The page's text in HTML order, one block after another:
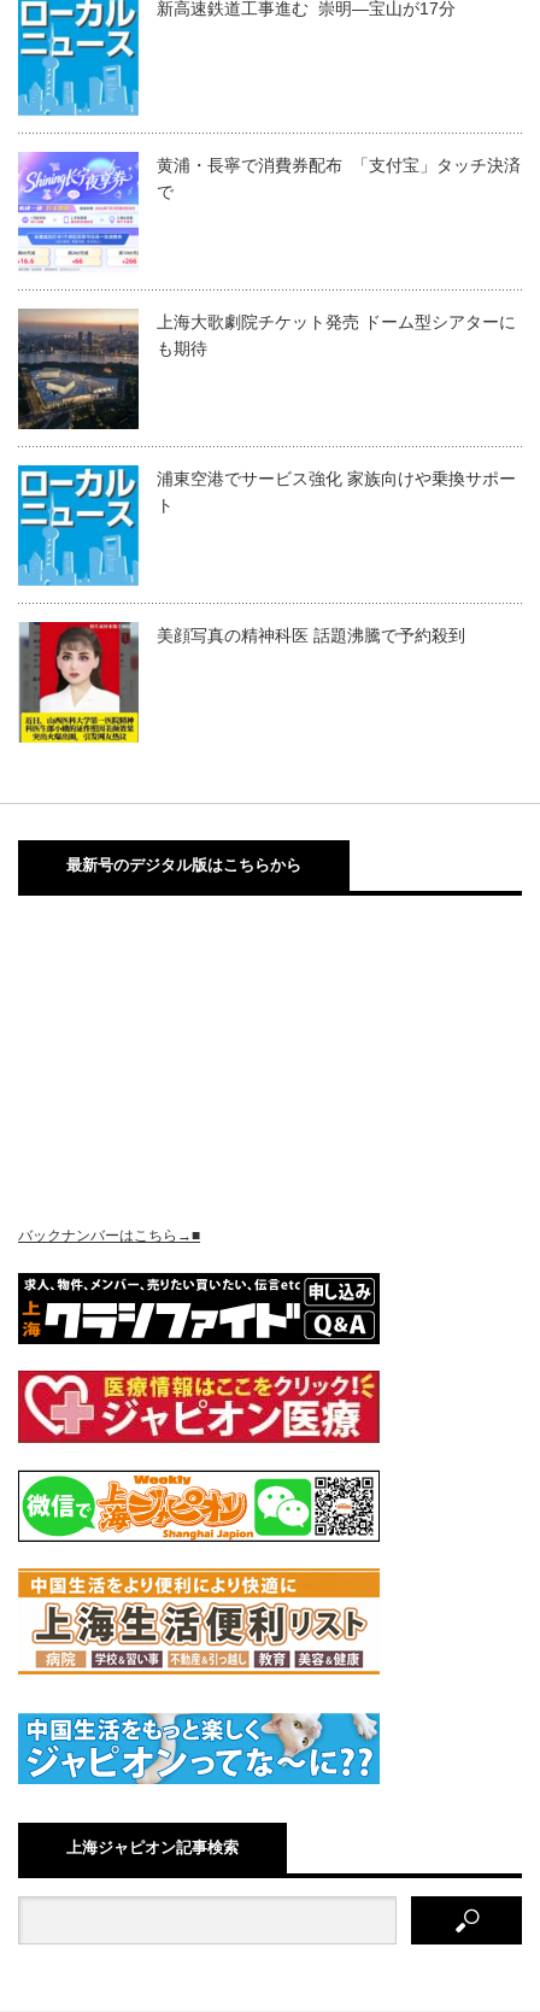
新高速鉄道工事進む 崇明―宝山が17分
黄浦・長寧で消費券配布 「支付宝」タッチ決済
で
上海大歌劇院チケット発売 ドーム型シアターに
も期待
浦東空港でサービス強化 家族向けや乗換サポー
ト
美顔写真の精神科医 話題沸騰で予約殺到
最新号のデジタル版はこちらから
バックナンバーはこちら→■
上海ジャピオン記事検索